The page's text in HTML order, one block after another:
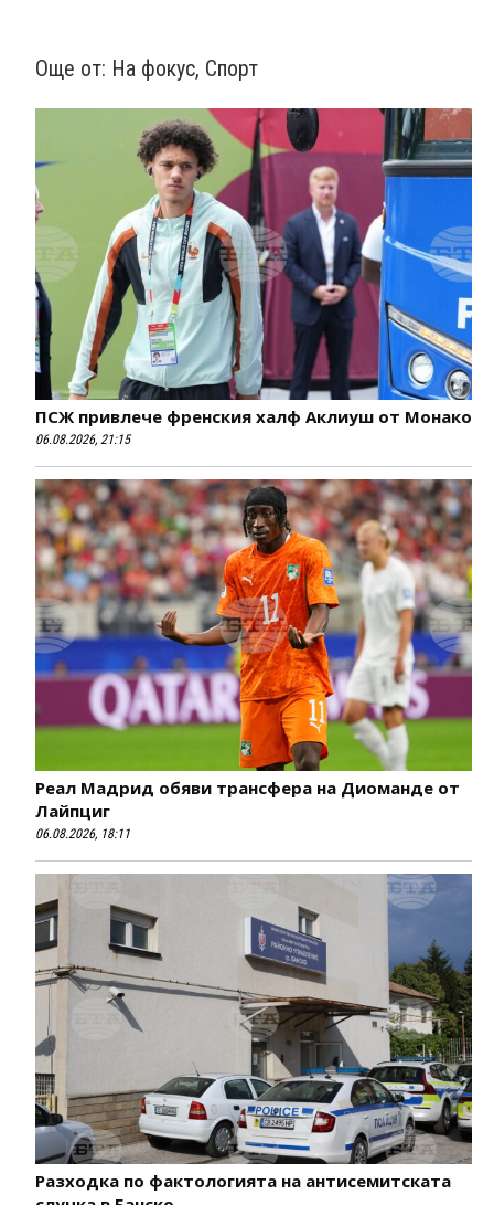
Още от: На фокус, Спорт
ПСЖ привлече френския халф Аклиуш от Монако
06.08.2026, 21:15
Реал Мадрид обяви трансфера на Диоманде от
Лайпциг
06.08.2026, 18:11
Разходка по фактологията на антисемитската